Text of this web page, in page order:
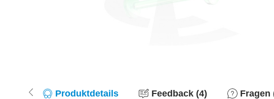
Produktdetails Feedback (4) Fragen